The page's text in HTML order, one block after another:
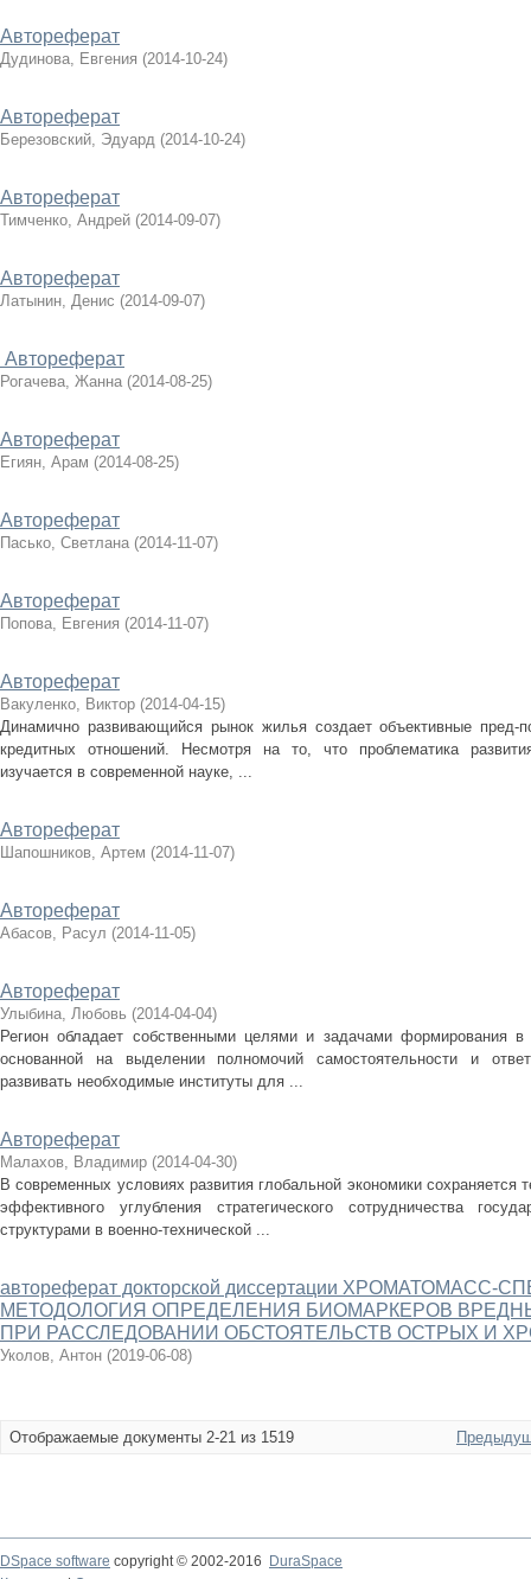
Автореферат
Дудинова, Евгения (2014-10-24)
Автореферат
Березовский, Эдуард (2014-10-24)
Автореферат
Тимченко, Андрей (2014-09-07)
Автореферат
Латынин, Денис (2014-09-07)
Автореферат
Рогачева, Жанна (2014-08-25)
Автореферат
Егиян, Арам (2014-08-25)
Автореферат
Пасько, Светлана (2014-11-07)
Автореферат
Попова, Евгения (2014-11-07)
Автореферат
Вакуленко, Виктор (2014-04-15)
Динамично развивающийся рынок жилья создает объективные
кредитных отношений. Несмотря на то, что проблематика
изучается в современной науке, ...
Автореферат
Шапошников, Артем (2014-11-07)
Автореферат
Абасов, Расул (2014-11-05)
Автореферат
Улыбина, Любовь (2014-04-04)
Регион обладает собственными целями и задачами формирования в
основанной на выделении полномочий самостоятельности и
развивать необходимые институты для ...
Автореферат
Малахов, Владимир (2014-04-30)
В современных условиях развития глобальной экономики сохраняется
эффективного углубления стратегического сотрудничества
структурами в военно-технической ...
автореферат докторской диссертации
МЕТОДОЛОГИЯ ОПРЕДЕЛЕНИЯ БИОМАРКЕРОВ
ПРИ РАССЛЕДОВАНИИ ОБСТОЯТЕЛЬСТВ ОСТРЫХ И
Уколов, Антон (2019-06-08)
Отображаемые документы 2-21 из 1519
DSpace software copyright © 2002-2016
DuraSpace